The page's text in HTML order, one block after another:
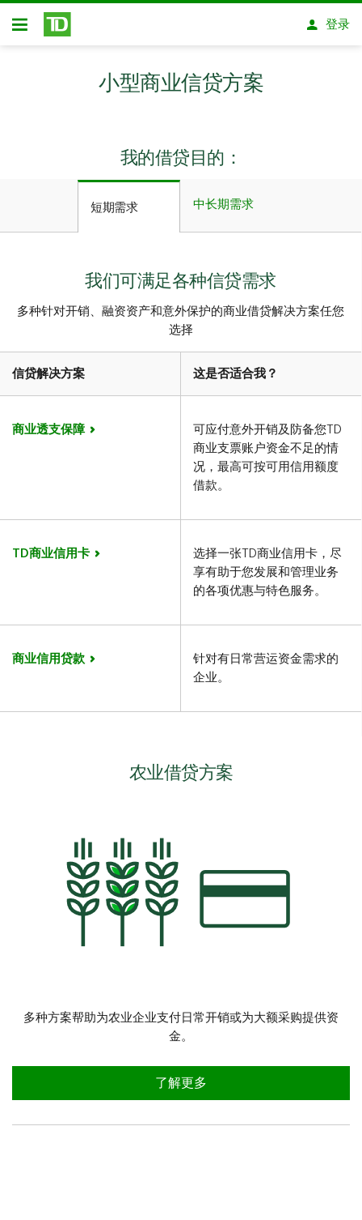
跳转到主要内容
开放式房屋贷款
登录
小型商业信贷方案
我的借贷目的：
短期需求 中长期需求
我们可满足各种信贷需求
多种针对开销、融资资产和意外保护的商业借贷解决方案任您
选择
信贷解决方案 这是否适合我？
商业透支保障
可应付意外开销及防备您TD
商业支票账户资金不足的情
况，最高可按可用信用额度
借款。
TD商业信用卡
选择一张TD商业信用卡，尽
享有助于您发展和管理业务
的各项优惠与特色服务。
商业信用贷款
针对有日常营运资金需求的
企业。
农业借贷方案
多种方案帮助为农业企业支付日常开销或为大额采购提供资
金。
农业借贷方案
了解更多